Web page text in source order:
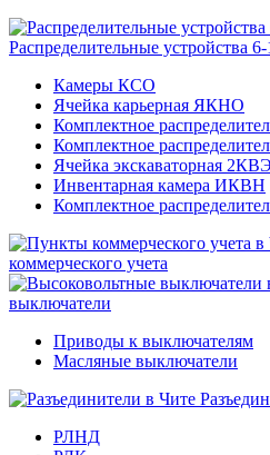
Распределительные устройства
Камеры КСО
Ячейка карьерная ЯКНО
Комплектное
Комплектное
Ячейка экскаваторная 2КВЭ
Инвентарная камера ИКВН
Комплектное
коммерческого учета
выключатели
Приводы к выключателям
Масляные выключатели
РЛНД